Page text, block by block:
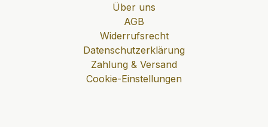
Über uns
AGB
Widerrufsrecht
Datenschutzerklärung
Zahlung & Versand
Cookie-Einstellungen